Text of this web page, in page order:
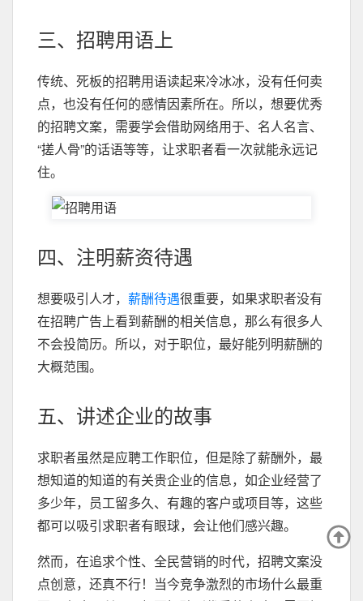
三、招聘用语上
传统、死板的招聘用语读起来冷冰冰，没有任何卖
点，也没有任何的感情因素所在。所以，想要优秀
的招聘文案，需要学会借助网络用于、名人名言、
“搓人骨”的话语等等，让求职者看一次就能永远记
住。
四、注明薪资待遇
想要吸引人才， 薪酬待遇很重要，如果求职者没有
在招聘广告上看到薪酬的相关信息，那么有很多人
不会投简历。所以，对于职位，最好能列明薪酬的
大概范围。
五、讲述企业的故事
求职者虽然是应聘工作职位，但是除了薪酬外，最
想知道的知道的有关贵企业的信息，如企业经营了
多少年，员工留多久、有趣的客户或项目等，这些
都可以吸引求职者有眼球，会让他们感兴趣。
然而，在追求个性、全民营销的时代，招聘文案没
点创意，还真不行！当今竞争激烈的市场什么最重